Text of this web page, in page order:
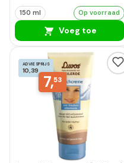
150 ml Op voorraad
Voeg toe
ADVIESPRIJS
10,39
7,53